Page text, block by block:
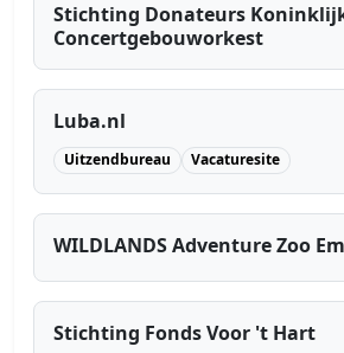
Stichting Donateurs
Concertgebouworkest
Luba.nl
Uitzendbureau Vacaturesite
WILDLANDS Adventure Zoo
Stichting Fonds Voor 't Hart